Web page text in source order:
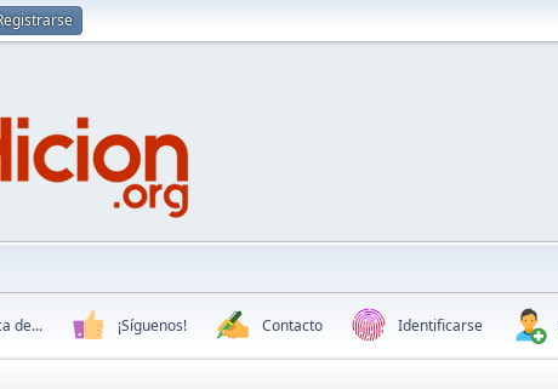
de... ¡Síguenos! Contacto Identificarse